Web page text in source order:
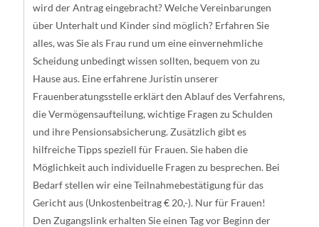
wird der Antrag eingebracht? Welche Vereinbarungen
über Unterhalt und Kinder sind möglich? Erfahren Sie
alles, was Sie als Frau rund um eine einvernehmliche
Scheidung unbedingt wissen sollten, bequem von zu
Hause aus. Eine erfahrene Juristin unserer
Frauenberatungsstelle erklärt den Ablauf des Verfahrens,
die Vermögensaufteilung, wichtige Fragen zu Schulden
und ihre Pensionsabsicherung. Zusätzlich gibt es
hilfreiche Tipps speziell für Frauen. Sie haben die
Möglichkeit auch individuelle Fragen zu besprechen. Bei
Bedarf stellen wir eine Teilnahmebestätigung für das
Gericht aus (Unkostenbeitrag € 20,-). Nur für Frauen!
Den Zugangslink erhalten Sie einen Tag vor Beginn der